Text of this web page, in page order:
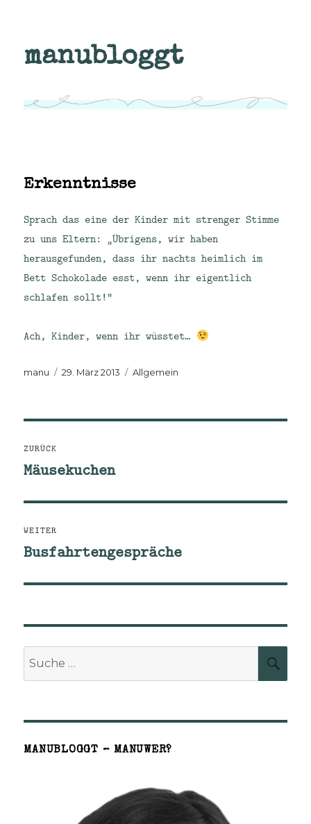
manubloggt
Erkenntnisse
Sprach das eine der Kinder mit strenger Stimme
zu uns Eltern: „Übrigens, wir haben
herausgefunden, dass ihr nachts heimlich im
Bett Schokolade esst, wenn ihr eigentlich
schlafen sollt!“
Ach, Kinder, wenn ihr wüsstet…
Autor
manu
Veröffentlicht
29. März 2013 Kategorien
Allgemein
ZURÜCK
Vorheriger
Mäusekuchen
WEITER
Nächster
Busfahrtengespräche
MANUBLOGGT – MANUWER?